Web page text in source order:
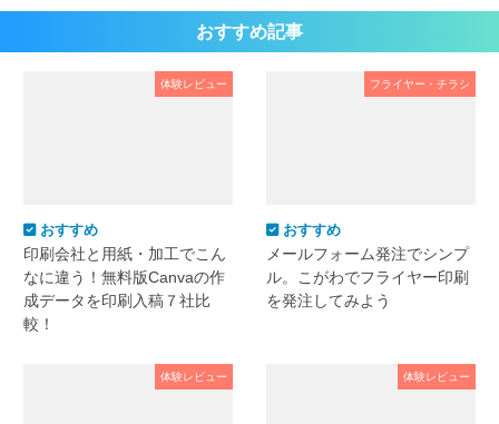
おすすめ記事
体験レビュー
おすすめ
印刷会社と用紙・加工でこん
なに違う！無料版Canvaの作
成データを印刷入稿７社比
較！
フライヤー・チラシ
おすすめ
メールフォーム発注でシンプ
ル。こがわでフライヤー印刷
を発注してみよう
体験レビュー 体験レビュー